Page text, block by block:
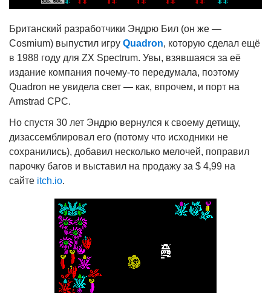
Британский разработчики Эндрю Бил (он же —
Cosmium) выпустил игру Quadron, которую сделал ещё
в 1988 году для ZX Spectrum. Увы, взявшаяся за её
издание компания почему-то передумала, поэтому
Quadron не увидела свет — как, впрочем, и порт на
Amstrad CPC.
Но спустя 30 лет Эндрю вернулся к своему детищу,
дизассемблировал его (потому что исходники не
сохранились), добавил несколько мелочей, поправил
парочку багов и выставил на продажу за $ 4,99 на
сайте itch.io.